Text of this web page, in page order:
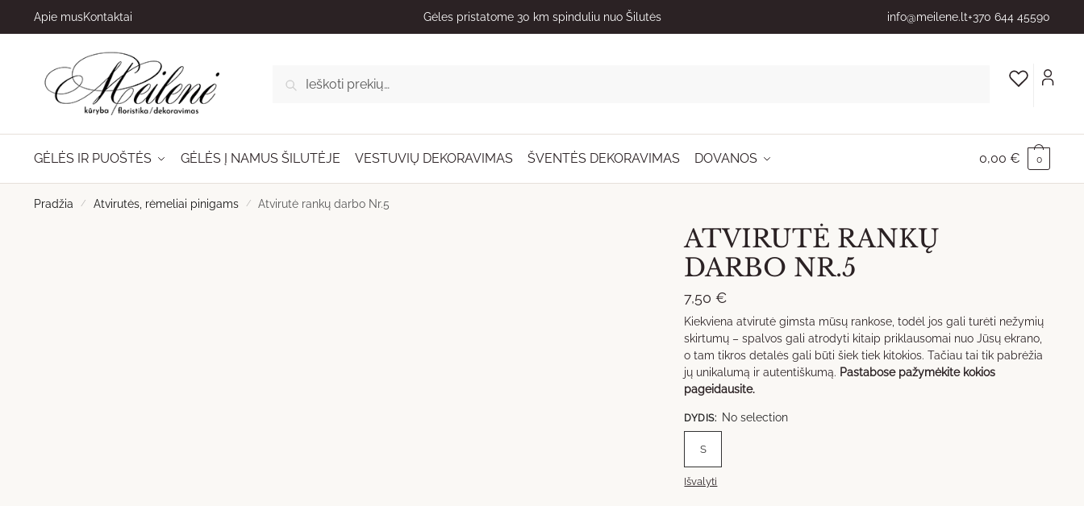
Apie musKontaktai Dovanas visoje Lietuvoje pristato kurjeris info@meilene.lt+370 644 45590
IEŠKOTI
GĖLĖS IR PUOŠTĖS GĖLĖS Į NAMUS ŠILUTĖJE VESTUVIŲ DEKORAVIMAS ŠVENTĖS DEKORAVIMAS DOVANOS 0,00€ 0
Pradžia / Atvirutės, rėmeliai pinigams / Atvirutė rankų darbo Nr.5
ATVIRUTĖ RANKŲ
DARBO NR.5
7,50€
Kiekviena atvirutė gimsta mūsų rankose, todėl jos gali turėti nežymių
skirtumų – spalvos gali atrodyti kitaip priklausomai nuo Jūsų ekrano,
o tam tikros detalės gali būti šiek tiek kitokios. Tačiau tai tik pabrėžia
jų unikalumą ir autentiškumą. Pastabose pažymėkite kokios
pageidausite.
DYDIS: No selection
S
Išvalyti